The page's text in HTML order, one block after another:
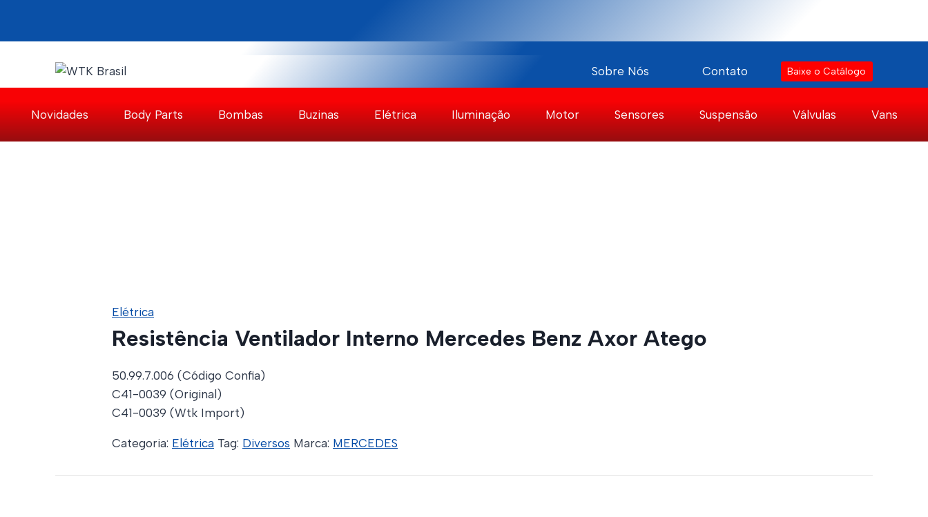
o
Sobre Nós Contato Baixe o Catálogo
Novidades Body Parts Bombas Buzinas Elétrica Iluminação Motor Sensores Suspensão Válvulas Vans
Elétrica
Resistência Ventilador Interno Mercedes Benz Axor Atego
50.99.7.006 (Código Confia)
C41-0039 (Original)
C41-0039 (Wtk Import)
Categoria: Elétrica Tag: Diversos Marca: MERCEDES